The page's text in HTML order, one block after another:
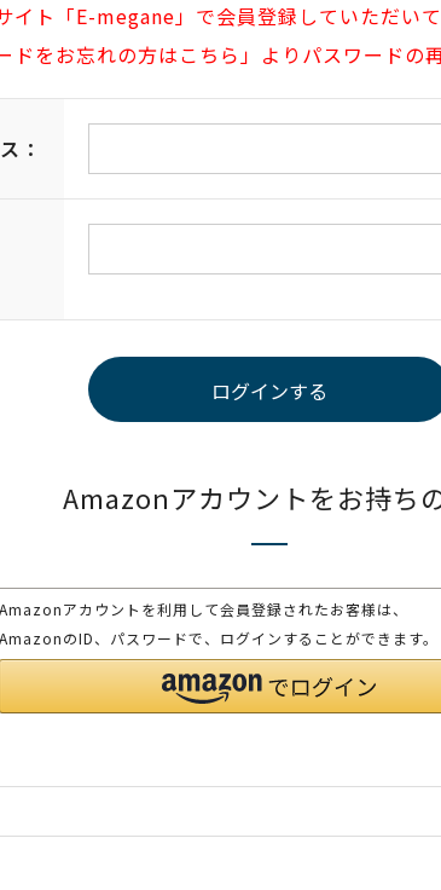
イト「E-megane」で会員登録していただい
ドをお忘れの方はこちら」よりパスワードの
：
Amazonアカウントをお持ち
Amazonアカウントを利用して会員登録されたお客様は、
AmazonのID、パスワードで、ログインすることができます。